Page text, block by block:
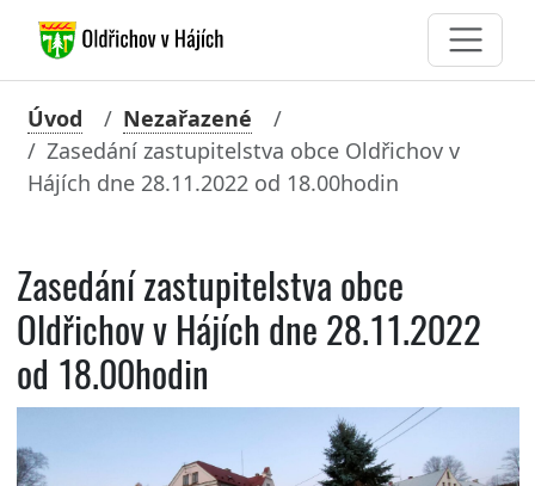
Úvod
Nezařazené
Zasedání zastupitelstva obce Oldřichov v
Hájích dne 28.11.2022 od 18.00hodin
Zasedání zastupitelstva obce
Oldřichov v Hájích dne 28.11.2022
od 18.00hodin